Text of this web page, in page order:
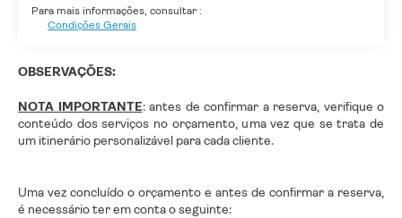
Para mais informações, consultar :
Condições Gerais
OBSERVAÇÕES:
NOTA IMPORTANTE: antes de confirmar a reserva, verifique o
conteúdo dos serviços no orçamento, uma vez que se trata de
um itinerário personalizável para cada cliente.
Uma vez concluído o orçamento e antes de confirmar a reserva,
é necessário ter em conta o seguinte: